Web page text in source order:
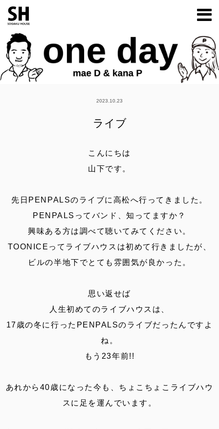
2023.10.23
ライブ
こんにちは
山下です。
先日PENPALSのライブに高松へ行ってきました。
PENPALSってバンド、知ってますか？
興味ある方は調べて聴いてみてください。
TOONICEってライブハウスは初めて行きましたが、
ビルの半地下でとても雰囲気が良かった。
思い返せば
人生初めてのライブハウスは、
17歳の冬に行ったPENPALSのライブだったんですよ
ね。
もう23年前!!
あれから40歳になった今も、ちょこちょこライブハウ
スに足を運んでいます。